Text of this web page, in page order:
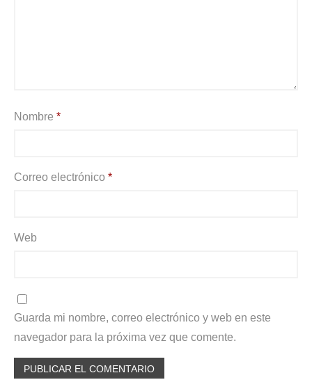
Nombre *
Correo electrónico *
Web
Guarda mi nombre, correo electrónico y web en este
navegador para la próxima vez que comente.